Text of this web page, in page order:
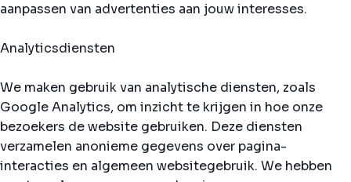
aanpassen van advertenties aan jouw interesses.
Analyticsdiensten
We maken gebruik van analytische diensten, zoals
Google Analytics, om inzicht te krijgen in hoe onze
bezoekers de website gebruiken. Deze diensten
verzamelen anonieme gegevens over pagina-
interacties en algemeen websitegebruik. We hebben